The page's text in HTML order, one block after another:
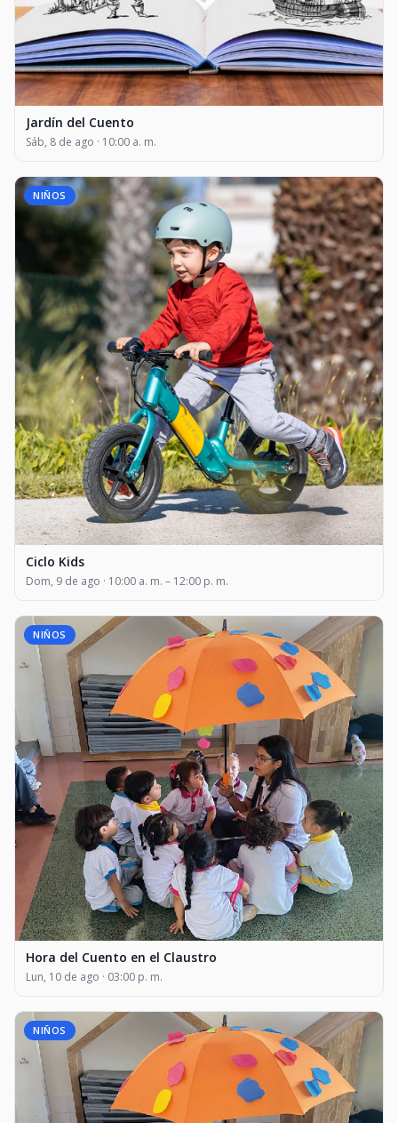
Jardín del Cuento
Sáb, 8 de ago · 10:00 a. m.
NIÑOS
Ciclo Kids
Dom, 9 de ago · 10:00 a. m. – 12:00 p. m.
NIÑOS
Hora del Cuento en el Claustro
Lun, 10 de ago · 03:00 p. m.
NIÑOS